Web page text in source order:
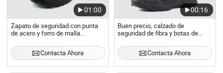
01:00
Zapato de seguridad con punta
de acero y forro de malla
Contacta Ahora
00:16
Buen precio, calzado de
seguridad de fibra y botas de
Contacta Ahora